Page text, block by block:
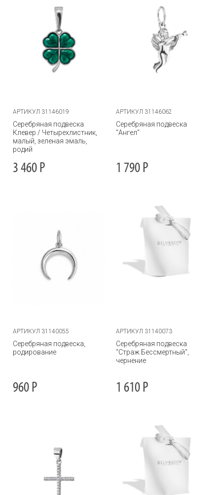
АРТИКУЛ 31146019
Серебряная подвеска
Клевер / Четырехлистник,
малый, зеленая эмаль,
родий
3 460 Р
АРТИКУЛ 31146062
Серебряная подвеска
"Ангел"
1 790 Р
АРТИКУЛ 31140055
Серебряная подвеска,
родирование
960 Р
АРТИКУЛ 31140073
Серебряная подвеска
"Страж Бессмертный",
чернение
1 610 Р